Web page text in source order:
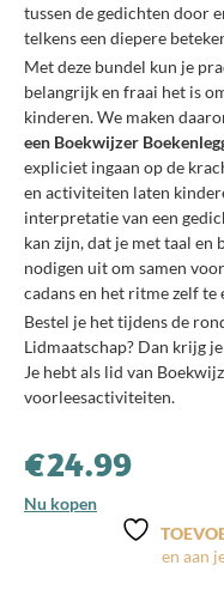
tussen de gedichten door
telkens een diepere
Met deze bundel kun je
belangrijk en fraai het is
kinderen. We maken
een Boekwijzer
expliciet ingaan op de
en activiteiten laten
interpretatie van een
kan zijn, dat je met taal en
nodigen uit om samen
cadans en het ritme zelf te
Bestel je het tijdens de
Lidmaatschap? Dan krijg
Je hebt als lid van
voorleesactiviteiten.
€24.99
Nu kopen